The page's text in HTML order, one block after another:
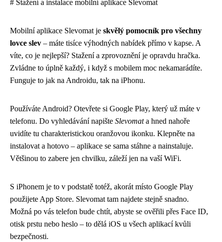
# Stažení a instalace mobilní aplikace Slevomat
Mobilní aplikace Slevomat je skvělý pomocník pro všechny
lovce slev – máte tisíce výhodných nabídek přímo v kapse. A
víte, co je nejlepší? Stažení a zprovoznění je opravdu hračka.
Zvládne to úplně každý, i když s mobilem moc nekamarádíte.
Funguje to jak na Androidu, tak na iPhonu.
Používáte Android? Otevřete si Google Play, který už máte v
telefonu. Do vyhledávání napište Slevomata hned nahoře
uvidíte tu charakteristickou oranžovou ikonku. Klepněte na
instalovat a hotovo – aplikace se sama stáhne a nainstaluje.
Většinou to zabere jen chvilku, záleží jen na vaší WiFi.
S iPhonem je to v podstatě totéž, akorát místo Google Play
použijete App Store. Slevomat tam najdete stejně snadno.
Možná po vás telefon bude chtít, abyste se ověřili přes Face ID,
otisk prstu nebo heslo – to dělá iOS u všech aplikací kvůli
bezpečnosti.